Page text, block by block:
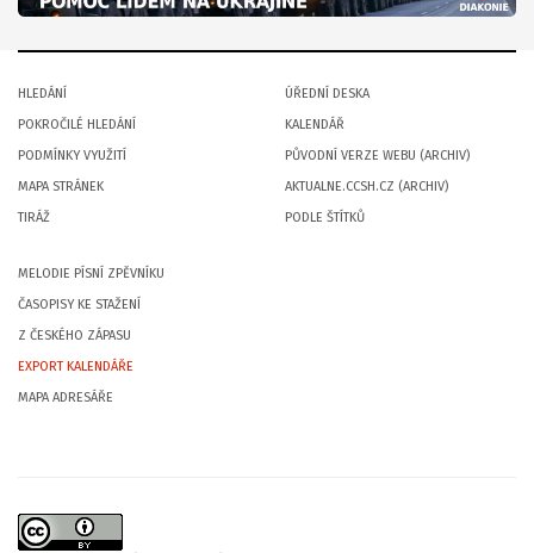
HLEDÁNÍ
POKROČILÉ HLEDÁNÍ
PODMÍNKY VYUŽITÍ
MAPA STRÁNEK
TIRÁŽ
ÚŘEDNÍ DESKA
KALENDÁŘ
PŮVODNÍ VERZE WEBU (ARCHIV)
AKTUALNE.CCSH.CZ (ARCHIV)
PODLE ŠTÍTKŮ
MELODIE PÍSNÍ ZPĚVNÍKU
ČASOPISY KE STAŽENÍ
Z ČESKÉHO ZÁPASU
EXPORT KALENDÁŘE
MAPA ADRESÁŘE